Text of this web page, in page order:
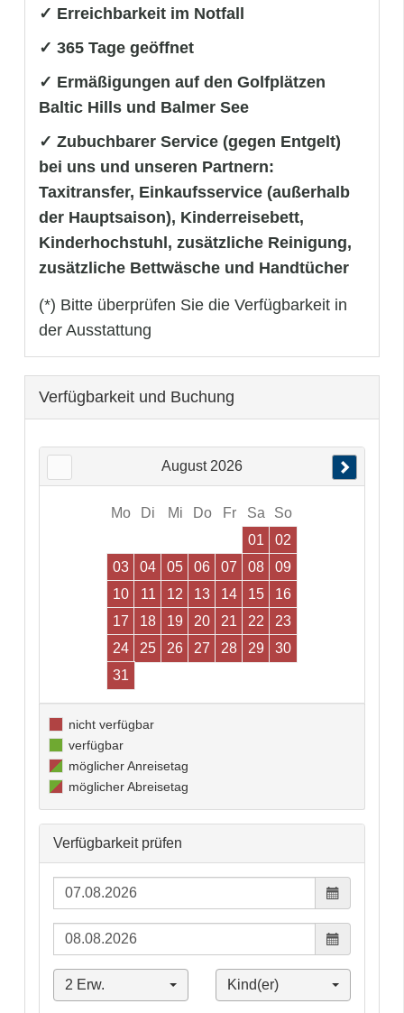
✓ Erreichbarkeit im Notfall
✓ 365 Tage geöffnet
✓ Ermäßigungen auf den Golfplätzen
Baltic Hills und Balmer See
✓ Zubuchbarer Service (gegen Entgelt)
bei uns und unseren Partnern:
Taxitransfer, Einkaufsservice (außerhalb
der Hauptsaison), Kinderreisebett,
Kinderhochstuhl, zusätzliche Reinigung,
zusätzliche Bettwäsche und Handtücher
(*) Bitte überprüfen Sie die Verfügbarkeit in
der Ausstattung
Verfügbarkeit und Buchung